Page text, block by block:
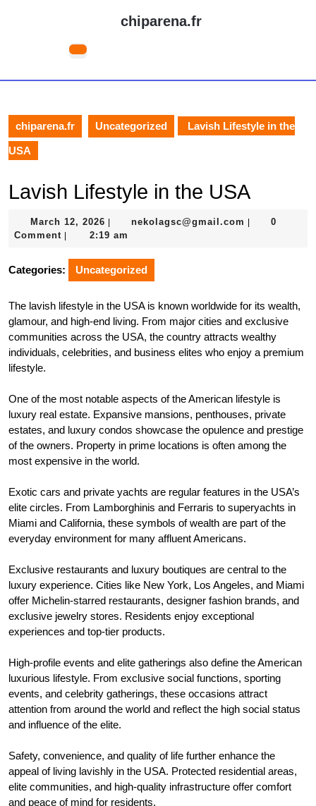
chiparena.fr
Open
chiparena.fr Uncategorized Lavish Lifestyle in the
USA
Lavish Lifestyle in the USA
March 12, 2026 March
12,
nekolagsc@gmail.com
0
Comment
2:19 am
Categories: Uncategorized
The lavish lifestyle in the USA is known worldwide for its wealth,
glamour, and high-end living. From major cities and exclusive
communities across the USA, the country attracts wealthy
individuals, celebrities, and business elites who enjoy a premium
lifestyle.
One of the most notable aspects of the American lifestyle is
luxury real estate. Expansive mansions, penthouses, private
estates, and luxury condos showcase the opulence and prestige
of the owners. Property in prime locations is often among the
most expensive in the world.
Exotic cars and private yachts are regular features in the USA’s
elite circles. From Lamborghinis and Ferraris to superyachts in
Miami and California, these symbols of wealth are part of the
everyday environment for many affluent Americans.
Exclusive restaurants and luxury boutiques are central to the
luxury experience. Cities like New York, Los Angeles, and Miami
offer Michelin-starred restaurants, designer fashion brands, and
exclusive jewelry stores. Residents enjoy exceptional
experiences and top-tier products.
High-profile events and elite gatherings also define the American
luxurious lifestyle. From exclusive social functions, sporting
events, and celebrity gatherings, these occasions attract
attention from around the world and reflect the high social status
and influence of the elite.
Safety, convenience, and quality of life further enhance the
appeal of living lavishly in the USA. Protected residential areas,
elite communities, and high-quality infrastructure offer comfort
and peace of mind for residents.